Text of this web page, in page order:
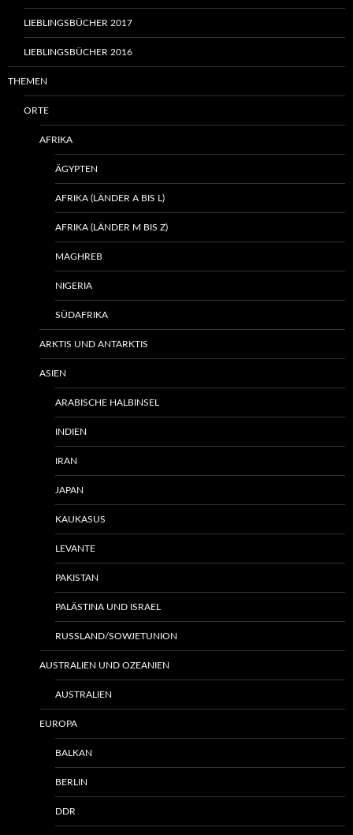
LIEBLINGSBÜCHER 2017
LIEBLINGSBÜCHER 2016
THEMEN
ORTE
AFRIKA
ÄGYPTEN
AFRIKA (LÄNDER A BIS L)
AFRIKA (LÄNDER M BIS Z)
MAGHREB
NIGERIA
SÜDAFRIKA
ARKTIS UND ANTARKTIS
ASIEN
ARABISCHE HALBINSEL
INDIEN
IRAN
JAPAN
KAUKASUS
LEVANTE
PAKISTAN
PALÄSTINA UND ISRAEL
RUSSLAND/SOWJETUNION
AUSTRALIEN UND OZEANIEN
AUSTRALIEN
EUROPA
BALKAN
BERLIN
DDR